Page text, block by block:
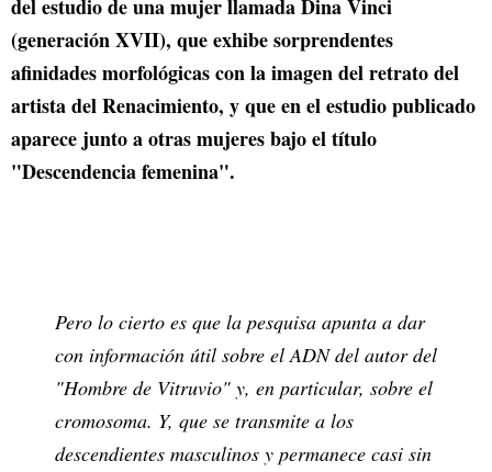
del estudio de una mujer llamada Dina Vinci
(generación XVII), que exhibe sorprendentes
afinidades morfológicas con la imagen del retrato del
artista del Renacimiento, y que en el estudio publicado
aparece junto a otras mujeres bajo el título
"Descendencia femenina".
Pero lo cierto es que la pesquisa apunta a dar
con información útil sobre el ADN del autor del
"Hombre de Vitruvio" y, en particular, sobre el
cromosoma. Y, que se transmite a los
descendientes masculinos y permanece casi sin